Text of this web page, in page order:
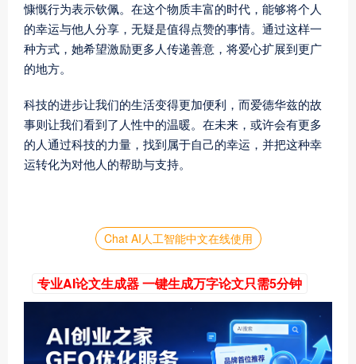
慷慨行为表示钦佩。在这个物质丰富的时代，能够将个人
的幸运与他人分享，无疑是值得点赞的事情。通过这样一
种方式，她希望激励更多人传递善意，将爱心扩展到更广
的地方。
科技的进步让我们的生活变得更加便利，而爱德华兹的故
事则让我们看到了人性中的温暖。在未来，或许会有更多
的人通过科技的力量，找到属于自己的幸运，并把这种幸
运转化为对他人的帮助与支持。
Chat AI人工智能中文在线使用
专业AI论文生成器 一键生成万字论文只需5分钟